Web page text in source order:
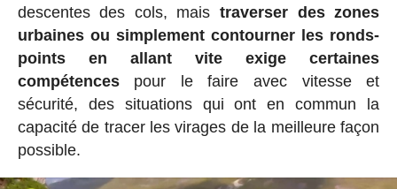
descentes des cols, maistraverser des zones
urbaines ou simplement contourner les ronds-
points en allant vite exige certaines
compétences pour le faire avec vitesse et
sécurité, des situations qui ont en commun la
capacité de tracer les virages de la meilleure façon
possible.